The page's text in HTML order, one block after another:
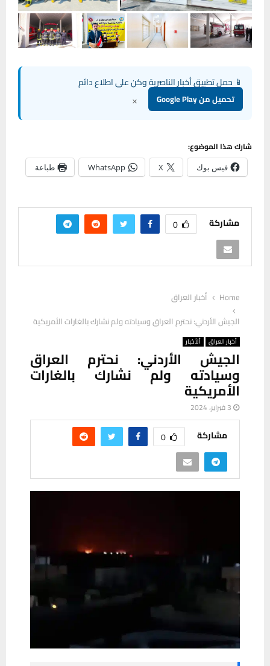
📱 حمل تطبيق أخبار الناصرية وكن على اطلاع دائم
تحميل من Google Play ×
شارك هذا الموضوع:
فيس بوك X
WhatsApp طباعة
مشاركة 0
Home
أخبار العراق
الجيش الأردني: نحترم العراق وسيادته ولم نشارك بالغارات الأمريكية
أخبار العراق ألأخبار
الجيش الأردني: نحترم العراق
وسيادته ولم نشارك بالغارات
الأمريكية
3 فبراير، 2024
مشاركة 0